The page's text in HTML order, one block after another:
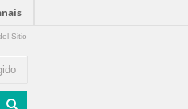
Sitio